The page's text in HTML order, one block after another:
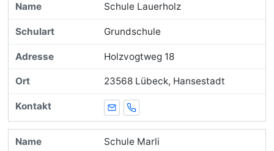
Schule Lauerholz
Grundschule
Holzvogtweg 18
23568 Lübeck, Hansestadt
E-MailTelefon
Schule Marli